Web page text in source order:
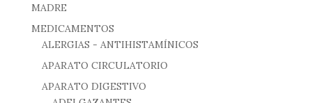
MADRE
MEDICAMENTOS
ALERGIAS - ANTIHISTAMÍNICOS
APARATO CIRCULATORIO
APARATO DIGESTIVO